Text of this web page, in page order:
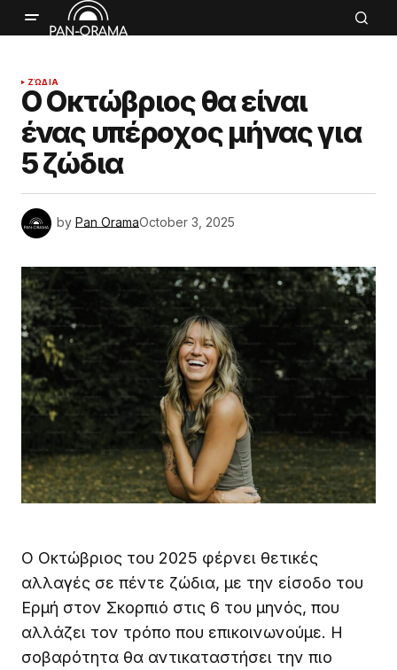
ΖΏΔΙΑ
Ο Οκτώβριος θα είναι
ένας υπέροχος μήνας για
5 ζώδια
by Pan OramaOctober 3, 2025
Ο Οκτώβριος του 2025 φέρνει θετικές
αλλαγές σε πέντε ζώδια, με την είσοδο του
Ερμή στον Σκορπιό στις 6 του μηνός, που
αλλάζει τον τρόπο που επικοινωνούμε. Η
σοβαρότητα θα αντικαταστήσει την πιο